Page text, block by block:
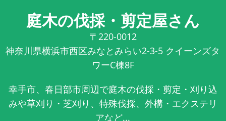
庭木の伐採・剪定屋さん
〒220-0012
神奈川県横浜市西区みなとみらい2-3-5 クイーンズタ
ワーC棟8F
幸手市、春日部市周辺で庭木の伐採・剪定・刈り込
みや草刈り・芝刈り、特殊伐採、外構・エクステリ
アなど...